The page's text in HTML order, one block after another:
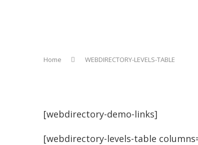
Home WEBDIRECTORY-LEVELS-TABLE
[webdirectory-demo-links]
[webdirectory-levels-table